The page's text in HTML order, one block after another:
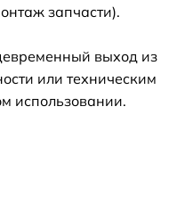
запчасти).
выход из
или техническим
использовании.